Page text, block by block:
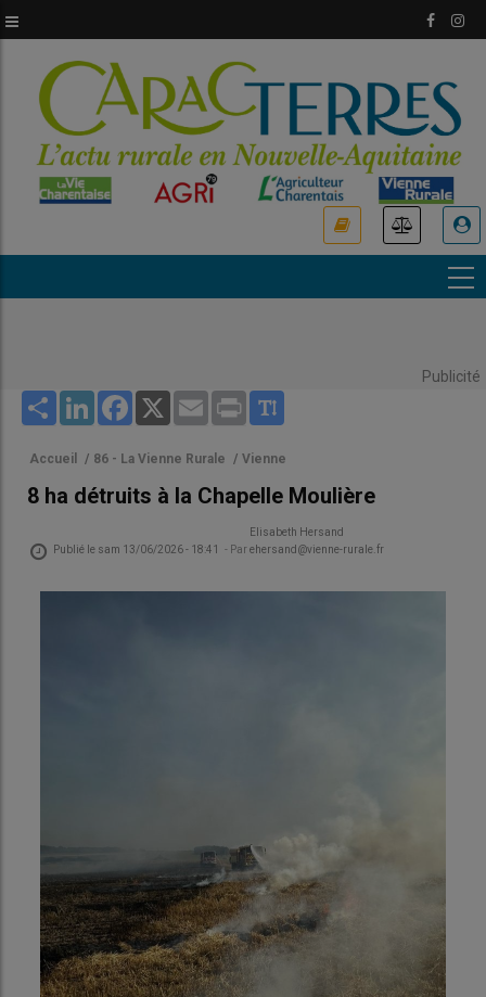
au
principal
Publicité
Share LinkedInFacebook
X Email Print
Accueil / 86 - La Vienne Rurale / Vienne
8 ha détruits à la Chapelle Moulière
Publié le sam 13/06/2026 - 18:41 - Par
Elisabeth Hersand
ehersand@vienne-rurale.fr